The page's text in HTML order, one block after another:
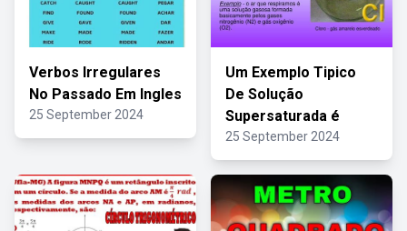
Verbos Irregulares
No Passado Em Ingles
25 September 2024
Um Exemplo Tipico
De Solução
Supersaturada é
25 September 2024